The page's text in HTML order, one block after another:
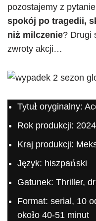
pozostajemy z
spokój po tragedii,
niż milczenie? Drugi
zwroty akcji…
Tytuł oryginalny:
Rok produkcji: 2024
Kraj produkcji:
Język: hiszpański
Gatunek: Thriller,
Format: serial, 10
około 40‑51 minut